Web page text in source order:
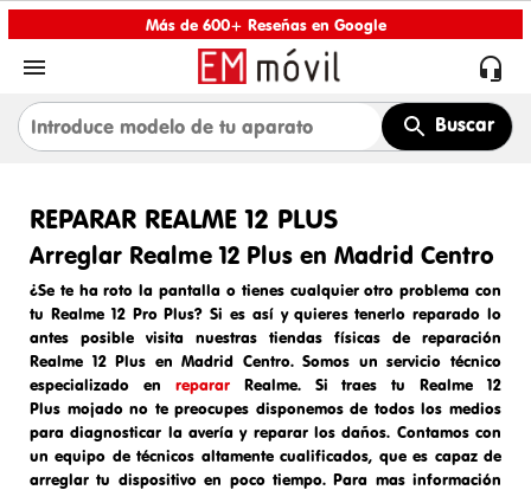
Más de 600+ Reseñas en Google
 
Buscar
REPARAR REALME 12 PLUS
Arreglar Realme 12 Plus en Madrid Centro
¿Se te ha roto la pantalla o tienes cualquier otro problema con
tu Realme 12 Pro Plus? Si es así y quieres tenerlo reparado lo
antes posible visita nuestras tiendas físicas de reparación
Realme 12 Plus en Madrid Centro. Somos unservicio técnico
especializado en repararRealme. Si traes tu
Realme 12
Plus mojadono te preocupes disponemos de todos los medios
para diagnosticar la avería y reparar los daños. Contamos con
un equipo de técnicos altamente cualificados, que es capaz de
arreglar tu dispositivo en poco tiempo. Para mas información